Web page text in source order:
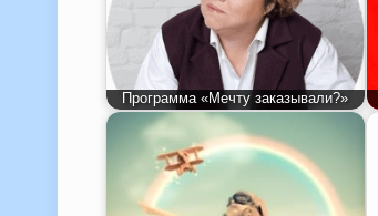
Программа «Мечту заказывали?»